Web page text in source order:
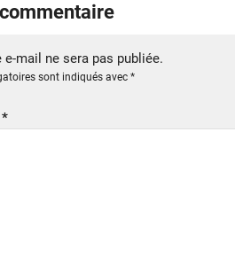
mail ne sera pas publiée.
sont indiqués avec *
*